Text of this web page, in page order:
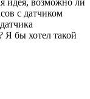
идея, возможно ли
с датчиком
Я бы хотел такой